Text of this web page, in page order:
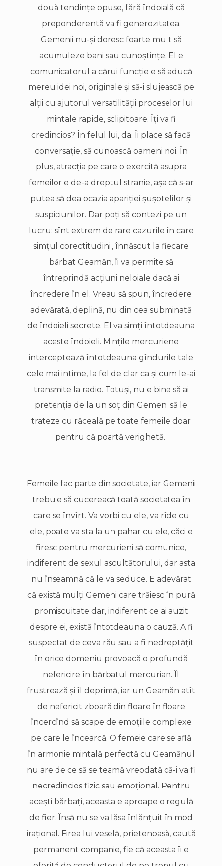
două tendinţe opuse, fără îndoială că
preponderentă va fi generozitatea.
Gemenii nu-şi doresc foarte mult să
acumuleze bani sau cunoştinţe. El e
comunicatorul a cărui funcţie e să aducă
mereu idei noi, originale şi să-i slujească pe
alţii cu ajutorul versatilităţii proceselor lui
mintale rapide, sclipitoare. Îţi va fi
credincios? În felul lui, da. Îi place să facă
conversaţie, să cunoască oameni noi. În
plus, atracţia pe care o exercită asupra
femeilor e de-a dreptul stranie, aşa că s-ar
putea să dea ocazia apariţiei şuşotelilor şi
suspiciunilor. Dar poţi să contezi pe un
lucru: sînt extrem de rare cazurile în care
simţul corectitudinii, înnăscut la fiecare
bărbat Geamăn, îi va permite să
întreprindă acţiuni neloiale dacă ai
încredere în el. Vreau să spun, încredere
adevărată, deplină, nu din cea subminată
de îndoieli secrete. El va simţi întotdeauna
aceste îndoieli. Minţile mercuriene
interceptează întotdeauna gîndurile tale
cele mai intime, la fel de clar ca şi cum le-ai
transmite la radio. Totuşi, nu e bine să ai
pretenţia de la un soţ din Gemeni să le
trateze cu răceală pe toate femeile doar
pentru că poartă verighetă.
Femeile fac parte din societate, iar Gemenii
trebuie să cucereacă toată societatea în
care se învîrt. Va vorbi cu ele, va rîde cu
ele, poate va sta la un pahar cu ele, căci e
firesc pentru mercurieni să comunice,
indiferent de sexul ascultătorului, dar asta
nu înseamnă că le va seduce. E adevărat
că există mulţi Gemeni care trăiesc în pură
promiscuitate dar, indiferent ce ai auzit
despre ei, există întotdeauna o cauză. A fi
suspectat de ceva rău sau a fi nedreptăţit
în orice domeniu provoacă o profundă
nefericire în bărbatul mercurian. Îl
frustrează şi îl deprimă, iar un Geamăn atît
de nefericit zboară din floare în floare
încercînd să scape de emoţiile complexe
pe care le încearcă. O femeie care se află
în armonie mintală perfectă cu Geamănul
nu are de ce să se teamă vreodată că-i va fi
necredincios fizic sau emoţional. Pentru
aceşti bărbaţi, aceasta e aproape o regulă
de fier. Însă nu se va lăsa înlănţuit în mod
iraţional. Firea lui veselă, prietenoasă, caută
permanent companie, fie că aceasta îi e